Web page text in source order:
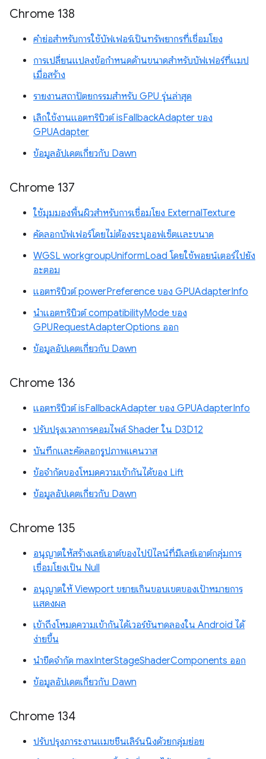
Chrome 138
คำย่อสำหรับการใช้บัฟเฟอร์เป็นทรัพยากรที่เชื่อมโยง
การเปลี่ยนแปลงข้อกำหนดด้านขนาดสำหรับบัฟเฟอร์ที่แมป
เมื่อสร้าง
รายงานสถาปัตยกรรมสำหรับ GPU รุ่นล่าสุด
เลิกใช้งานแอตทริบิวต์ isFallbackAdapter ของ
GPUAdapter
ข้อมูลอัปเดตเกี่ยวกับ Dawn
Chrome 137
ใช้มุมมองพื้นผิวสำหรับการเชื่อมโยง ExternalTexture
คัดลอกบัฟเฟอร์โดยไม่ต้องระบุออฟเซ็ตและขนาด
WGSL workgroupUniformLoad โดยใช้พอยน์เตอร์ไปยัง
อะตอม
แอตทริบิวต์ powerPreference ของ GPUAdapterInfo
นำแอตทริบิวต์ compatibilityMode ของ
GPURequestAdapterOptions ออก
ข้อมูลอัปเดตเกี่ยวกับ Dawn
Chrome 136
แอตทริบิวต์ isFallbackAdapter ของ GPUAdapterInfo
ปรับปรุงเวลาการคอมไพล์ Shader ใน D3D12
บันทึกและคัดลอกรูปภาพแคนวาส
ข้อจำกัดของโหมดความเข้ากันได้ของ Lift
ข้อมูลอัปเดตเกี่ยวกับ Dawn
Chrome 135
อนุญาตให้สร้างเลย์เอาต์ของไปป์ไลน์ที่มีเลย์เอาต์กลุ่มการ
เชื่อมโยงเป็น Null
อนุญาตให้ Viewport ขยายเกินขอบเขตของเป้าหมายการ
แสดงผล
เข้าถึงโหมดความเข้ากันได้เวอร์ชันทดลองใน Android ได้
ง่ายขึ้น
นำขีดจำกัด maxInterStageShaderComponents ออก
ข้อมูลอัปเดตเกี่ยวกับ Dawn
Chrome 134
ปรับปรุงภาระงานแมชชีนเลิร์นนิงด้วยกลุ่มย่อย